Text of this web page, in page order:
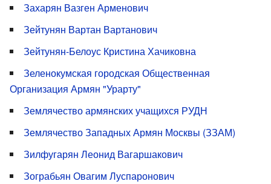
Захарян Вазген Арменович
Зейтунян Вартан Вартанович
Зейтунян-Белоус Кристина Хачиковна
Зеленокумская городская Общественная
Организация Армян "Урарту"
Землячество армянских учащихся РУДН
Землячество Западных Армян Москвы (ЗЗАМ)
Зилфугарян Леонид Вагаршакович
Зограбьян Овагим Луспаронович